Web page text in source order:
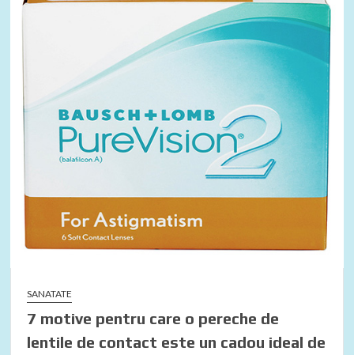
SANATATE
7 motive pentru care o pereche de
lentile de contact este un cadou ideal de